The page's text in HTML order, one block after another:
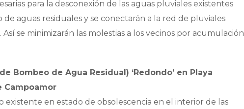
para la desconexión de las aguas pluviales existentes
aguas residuales y se conectarán a la red de pluviales
se minimizarán las molestias a los vecinos por acumulación
Bombeo de Agua Residual) ‘Redondo’ en Playa
Campoamor
existente en estado de obsolescencia en el interior de las